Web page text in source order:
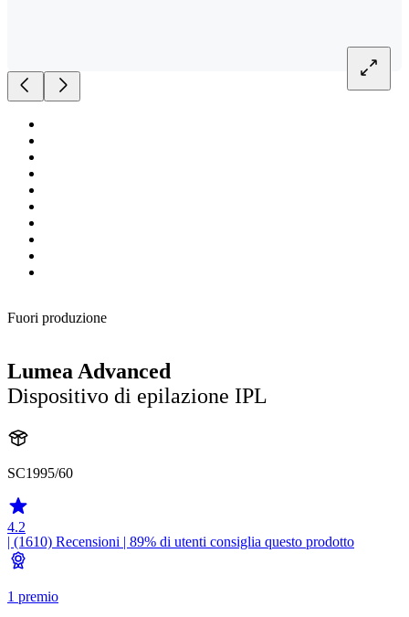
Fuori produzione
Lumea Advanced
Dispositivo di epilazione IPL
SC1995/60
4.2
| (1610) Recensioni | 89% di utenti consiglia questo prodotto
1 premio